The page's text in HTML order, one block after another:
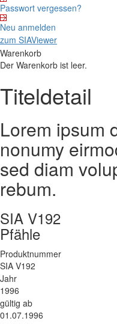
Passwort vergessen?
Neu anmelden
zum SIAViewer
Warenkorb
Der Warenkorb ist leer.
Titeldetail
Lorem ipsum
nonumy
sed diam
rebum.
SIA V192
Pfähle
Produktnummer
SIA V192
Jahr
1996
gültig ab
01.07.1996